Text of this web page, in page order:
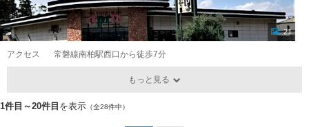
21
アクセス 常磐線南柏駅西口から徒歩7分
もっと見る
1件目～20件目 を表示 （全28件中）